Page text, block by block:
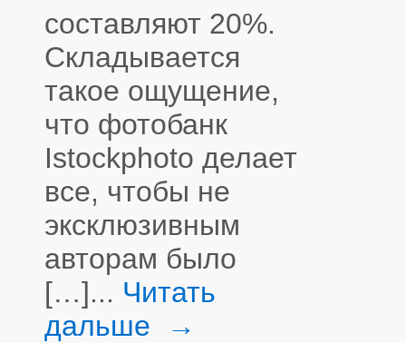
составляют 20%.
Складывается
такое ощущение,
что фотобанк
Istockphoto делает
все, чтобы не
эксклюзивным
авторам было
[…]... Читать
дальше →